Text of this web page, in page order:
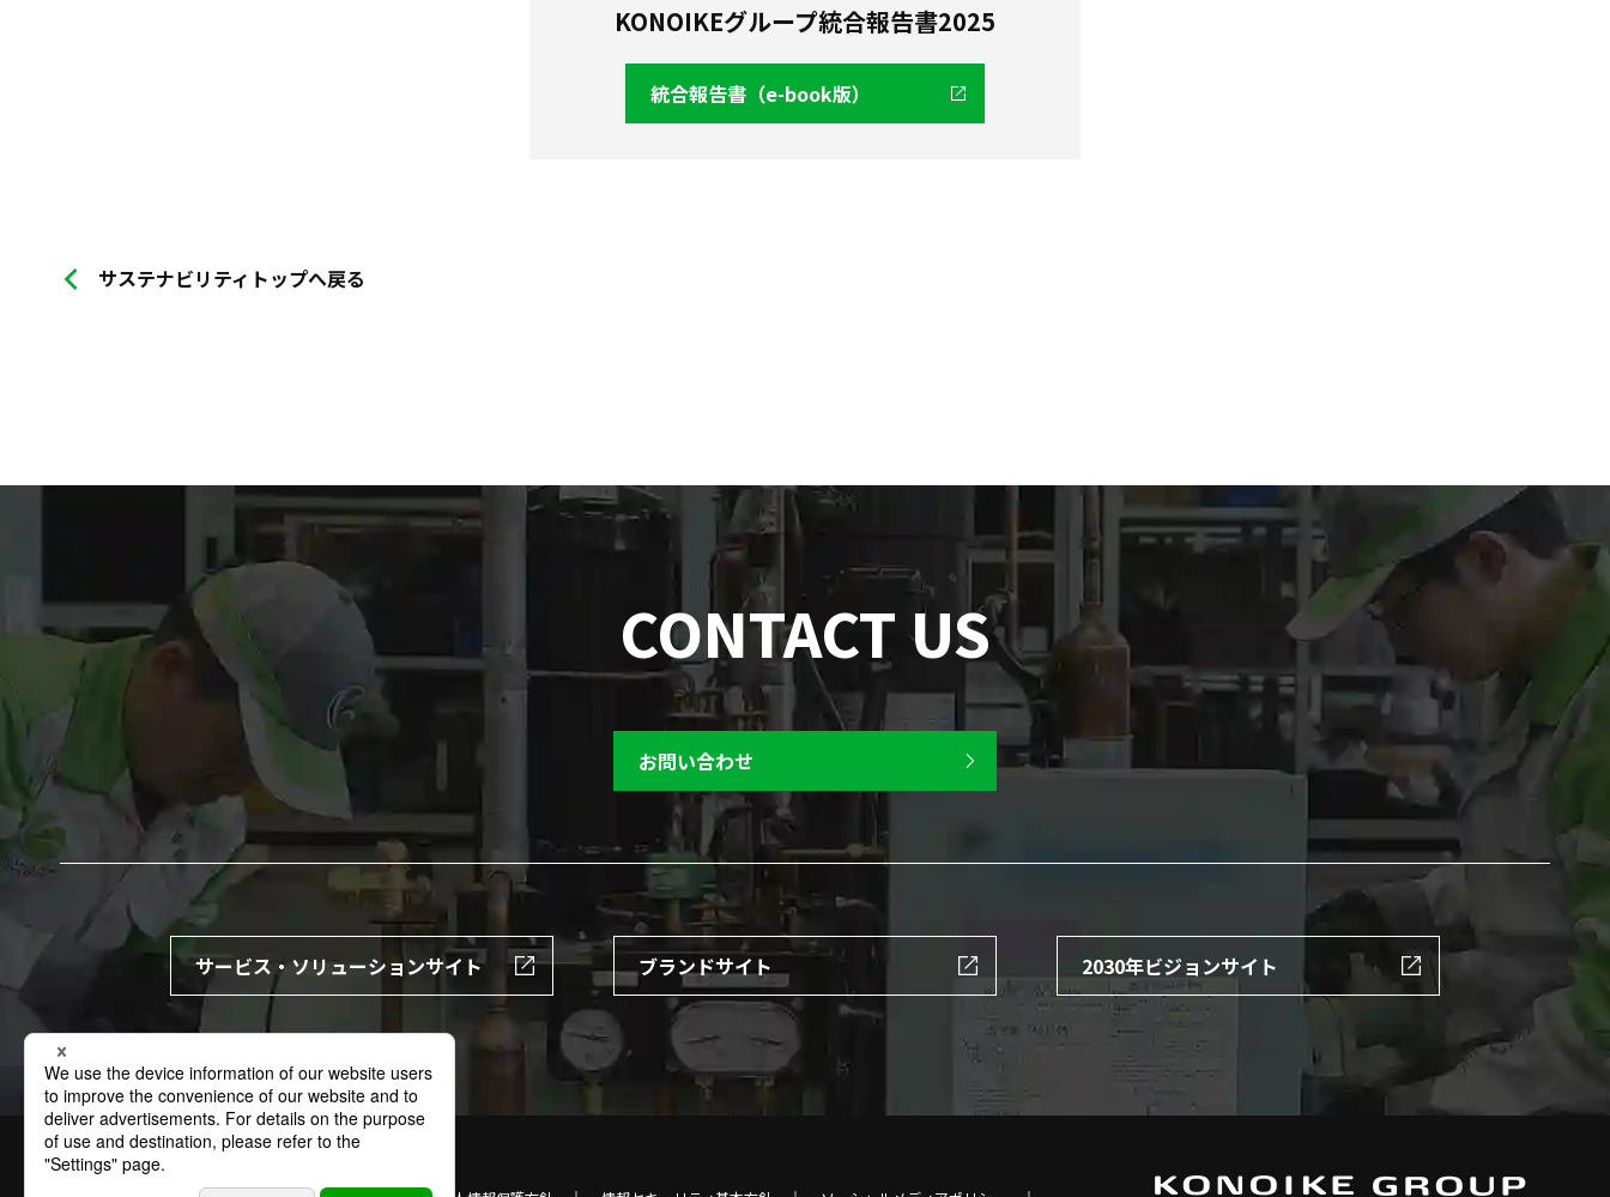
KONOIKEグループ統合報告書2025
統合報告書（e-book版）
サステナビリティトップへ戻る
CONTACT US
お問い合わせ
サービス・ソリューションサイト ブランドサイト 2030年ビジョンサイト